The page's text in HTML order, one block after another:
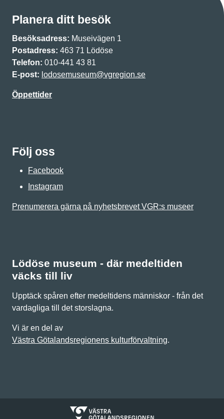
Planera ditt besök
Besöksadress: Museivägen 1
Postadress: 463 71 Lödöse
Telefon: 010-441 43 81
E-post: lodosemuseum@vgregion.se
Öppettider
Följ oss
Facebook
Instagram
Prenumerera gärna på nyhetsbrevet VGR:s museer
Lödöse museum - där medeltiden
väcks till liv
Upptäck spåren efter medeltidens människor - från det
vardagliga till det storslagna.
Vi är en del av
Västra Götalandsregionens kulturförvaltning.